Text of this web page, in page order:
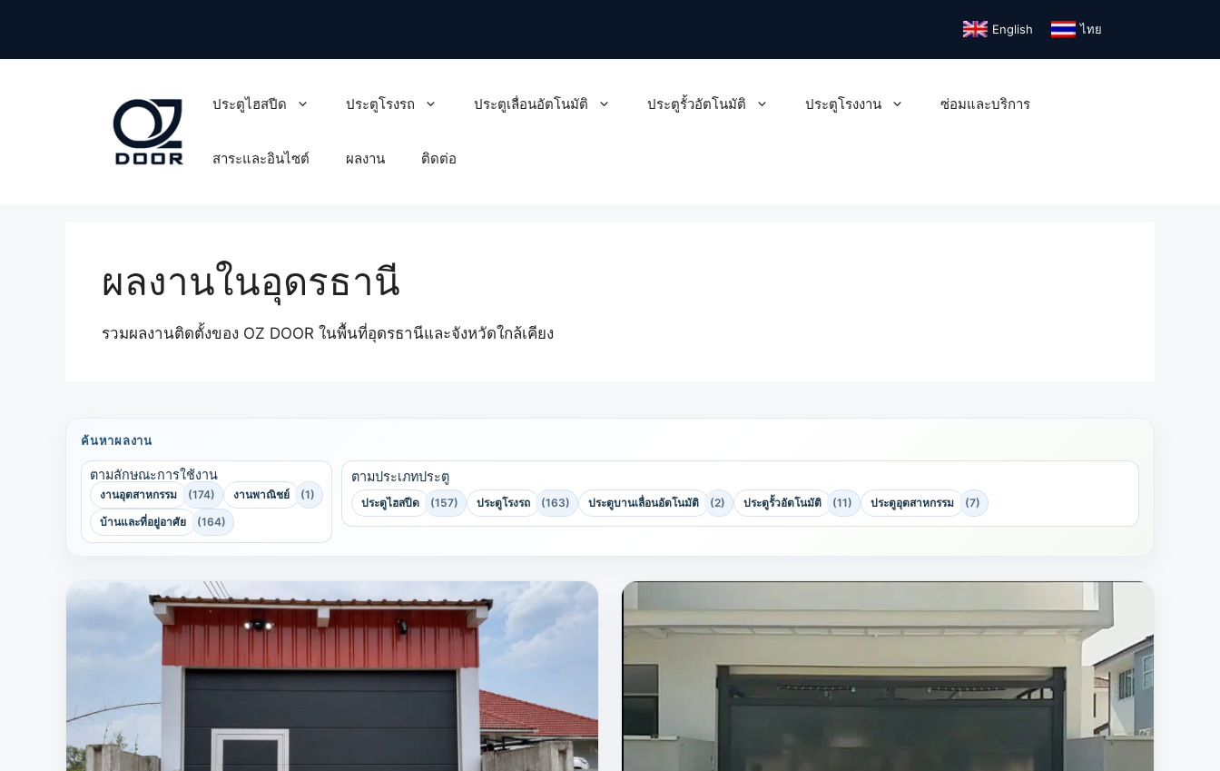
content
English ไทย
ประตูไฮสปีด ประตูโรงรถ ประตูเลื่อนอัตโนมัติ ประตูรั้วอัตโนมัติ ประตูโรงงาน ซ่อมและบริการ
สาระและอินไซต์ ผลงาน ติดต่อ
ผลงานในอุดรธานี
รวมผลงานติดตั้งของ OZ DOOR ในพื้นที่อุดรธานีและจังหวัดใกล้เคียง
ค้นหาผลงาน
ตามลักษณะการใช้งาน
งานอุตสาหกรรม (174) งานพาณิชย์
(1)
บ้านและที่อยู่อาศัย
(164)
ตามประเภทประตู
ประตูไฮสปีด (157) ประตูโรงรถ (163) ประตูบานเลื่อนอัตโนมัติ (2) ประตูรั้วอัตโนมัติ (11) ประตูอุตสาหกรรม (7)